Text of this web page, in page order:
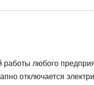
любого
отключается